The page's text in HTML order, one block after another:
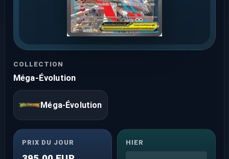
COLLECTION
Méga-Évolution
Méga-Évolution
PRIX DU JOUR HIER